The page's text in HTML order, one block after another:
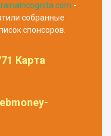
-
собранные
спонсоров.
Карта